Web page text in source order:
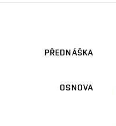
PŘEDNÁŠKA
OSNOVA